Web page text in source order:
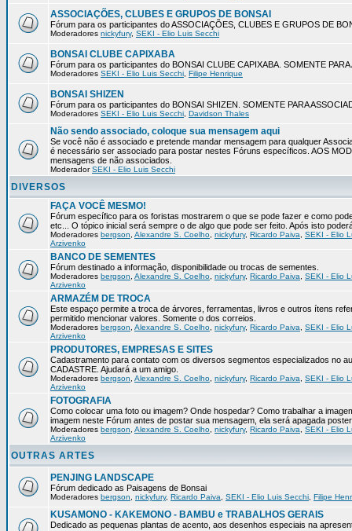
ASSOCIAÇÕES, CLUBES E GRUPOS DE BONSAI
Fórum para os participantes do ASSOCIAÇÕES, CLUBES E GRUPOS DE
Moderadores nickyfury, SEKI - Elio Luis Secchi
BONSAI CLUBE CAPIXABA
Fórum para os participantes do BONSAI CLUBE CAPIXABA. SOMENTE
Moderadores SEKI - Elio Luis Secchi Filipe Henrique
BONSAI SHIZEN
Fórum para os participantes do BONSAI SHIZEN. SOMENTE PARA
Moderadores SEKI - Elio Luis Secchi Davidson Thales
Não sendo associado, coloque sua mensagem aqui
Se você não é associado e pretende mandar mensagem para qualquer
é necessário ser associado para postar nestes Fóruns específicos. AOS
mensagens de não associados.
ModeradorSEKI - Elio Luis Secchi
DIVERSOS
FAÇA VOCÊ MESMO!
Fórum específico para os foristas mostrarem o que se pode fazer e como
etc... O tópico inicial será sempre o de algo que pode ser feito. Após isto
Moderadores bergson Alexandre S. Coelho nickyfury, Ricardo Paiva
SEKI - Elio
Arzivenko
BANCO DE SEMENTES
Fórum destinado a informação, disponibilidade ou trocas de sementes.
Moderadores bergson Alexandre S. Coelho nickyfury, Ricardo Paiva
SEKI - Elio
Arzivenko
ARMAZÉM DE TROCA
Este espaço permite a troca de árvores, ferramentas, livros e outros ítens
permitido mencionar valores. Somente o dos correios.
Moderadores bergson Alexandre S. Coelho nickyfury, Ricardo Paiva
SEKI - Elio
Arzivenko
PRODUTORES, EMPRESAS E SITES
Cadastramento para contato com os diversos segmentos especializados no
CADASTRE. Ajudará a um amigo.
Moderadores bergson Alexandre S. Coelho nickyfury, Ricardo Paiva
SEKI - Elio
Arzivenko
FOTOGRAFIA
Como colocar uma foto ou imagem? Onde hospedar? Como trabalhar a
imagem neste Fórum antes de postar sua mensagem, ela será apagada
Moderadores bergson Alexandre S. Coelho nickyfury, Ricardo Paiva
SEKI - Elio
Arzivenko
OUTRAS ARTES
PENJING LANDSCAPE
Fórum dedicado as Paisagens de Bonsai
Moderadores bergson nickyfury, Ricardo Paiva SEKI - Elio Luis Secchi Filipe
KUSAMONO - KAKEMONO - BAMBU e TRABALHOS GERAIS
Dedicado as pequenas plantas de acento, aos desenhos especiais na